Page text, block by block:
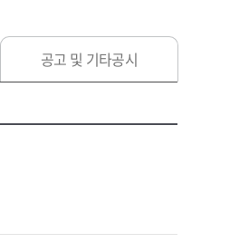
공고 및 기타공시